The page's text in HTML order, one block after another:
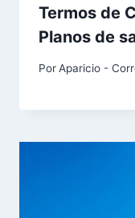
Termos de
Planos de
PorAparicio -